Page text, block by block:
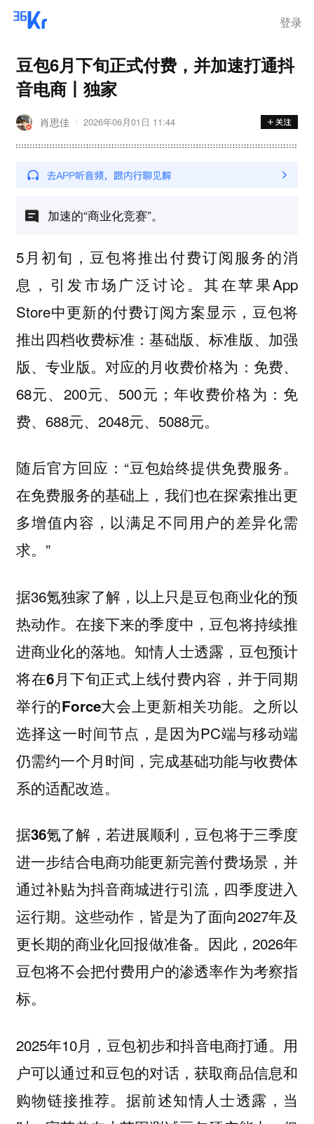
登录
豆包6月下旬正式付费，并加速打通抖
音电商丨独家
肖思佳 2026年06月01日 11:44
加速的“商业化竞赛”。
5月初旬，豆包将推出付费订阅服务的消
息，引发市场广泛讨论。其在苹果App
Store中更新的付费订阅方案显示，豆包将
推出四档收费标准：基础版、标准版、加强
版、专业版。对应的月收费价格为：免费、
68元、200元、500元；年收费价格为：免
费、688元、2048元、5088元。
随后官方回应：“豆包始终提供免费服务。
在免费服务的基础上，我们也在探索推出更
多增值内容，以满足不同用户的差异化需
求。”
据36氪独家了解，以上只是豆包商业化的预
热动作。在接下来的季度中，豆包将持续推
进商业化的落地。知情人士透露， 豆包预计
将在6月下旬正式上线付费内容，并于同期
举行的Force大会上更新相关功能。 之所以
选择这一时间节点，是因为PC端与移动端
仍需约一个月时间，完成基础功能与收费体
系的适配改造。
据36氪了解，若进展顺利，豆包将于三季度
进一步结合电商功能更新完善付费场景，并
通过补贴为抖音商城进行引流，四季度进入
运行期。这些动作，皆是为了面向2027年及
更长期的商业化回报做准备。因此，2026年
豆包将不会把付费用户的渗透率作为考察指
标。
2025年10月，豆包初步和抖音电商打通。用
户可以通过和豆包的对话，获取商品信息和
购物链接推荐。据前述知情人士透露，当